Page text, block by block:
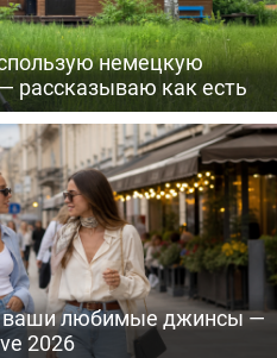
немецкую
рассказываю как есть
ваши любимые джинсы —
2026